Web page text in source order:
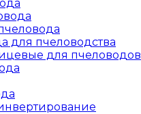
для пчеловодства
для пчеловодов